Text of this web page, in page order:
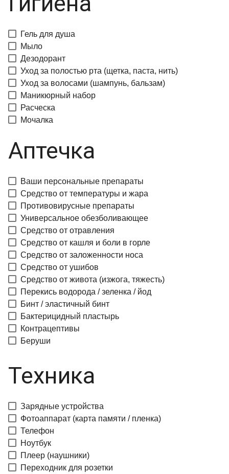
Гель для душа
Мыло
Дезодорант
Уход за полостью рта (щетка, паста, нить)
Уход за волосами (шампунь, бальзам)
Маникюрный набор
Расческа
Мочалка
Аптечка
Ваши персональные препараты
Средство от температуры и жара
Противовирусные препараты
Универсальное обезболивающее
Средство от отравления
Средство от кашля и боли в горле
Средство от заложенности носа
Средство от ушибов
Средство от живота (изжога, тяжесть)
Перекись водорода / зеленка / йод
Бинт / эластичный бинт
Бактерицидный пластырь
Контрацептивы
Беруши
Техника
Зарядные устройства
Фотоаппарат (карта памяти / пленка)
Телефон
Ноутбук
Плеер (наушники)
Переходник для розетки